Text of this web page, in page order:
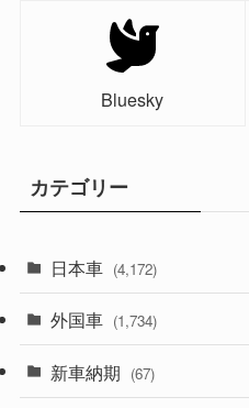
Bluesky
カテゴリー
日本車 (4,172)
(1,321)
(329)
外国車 (1,734)
新車納期 (67)